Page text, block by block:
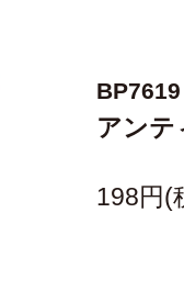
BP7619
アンテ
198円(